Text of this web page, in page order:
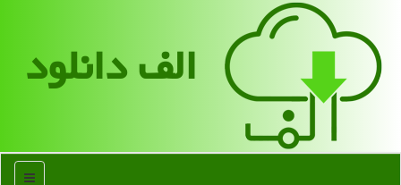
الف دانلود
منو